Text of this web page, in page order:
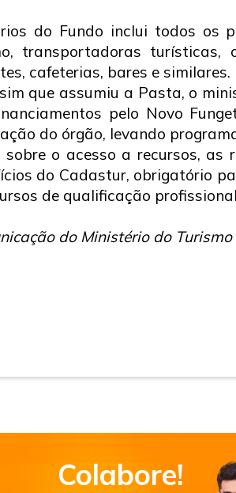
do Fundo inclui todos os
transportadoras turísticas,
cafeterias, bares e similares.
que assumiu a Pasta, o
pelo Novo
do órgão, levando
o acesso a recursos,
do Cadastur, obrigatório
de qualificação
do Ministério do Turismo
Colabore!